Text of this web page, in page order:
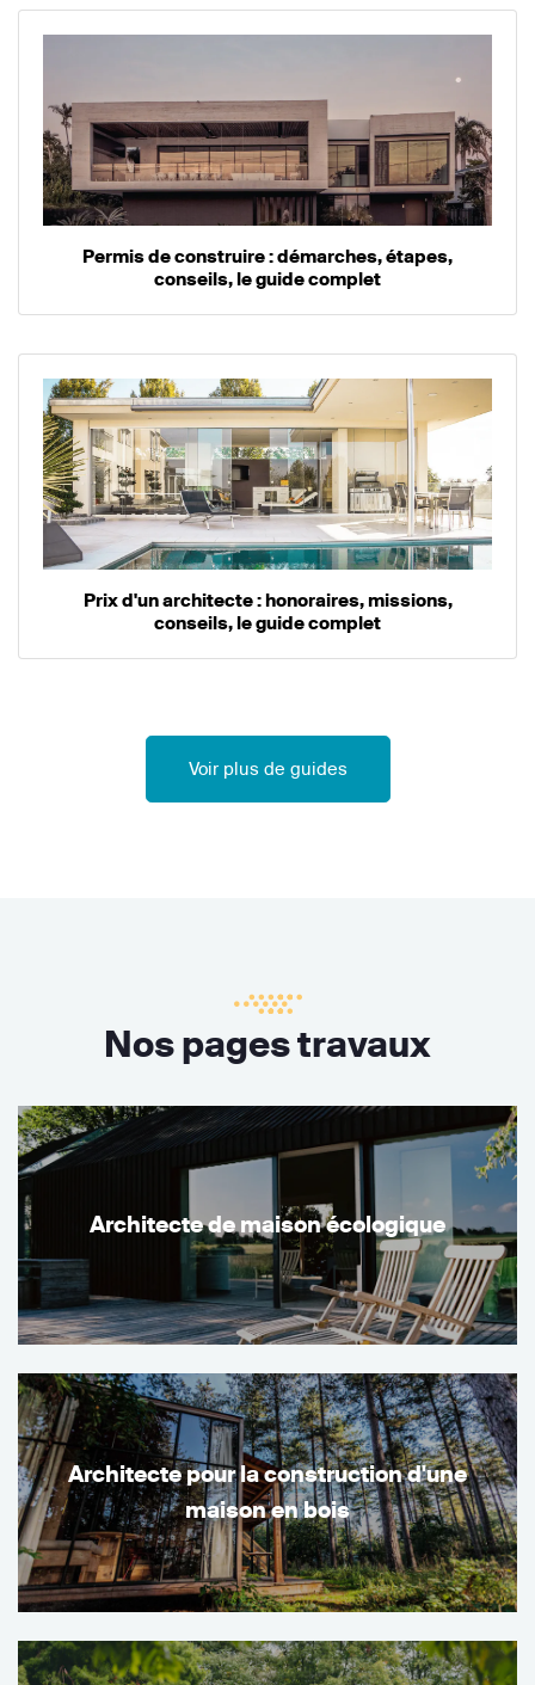
Permis de construire : démarches, étapes,
conseils, le guide complet
Prix d'un architecte : honoraires, missions,
conseils, le guide complet
Voir plus de guides
Nos pages travaux
Architecte de maison écologique
Architecte pour la construction d'une
maison en bois